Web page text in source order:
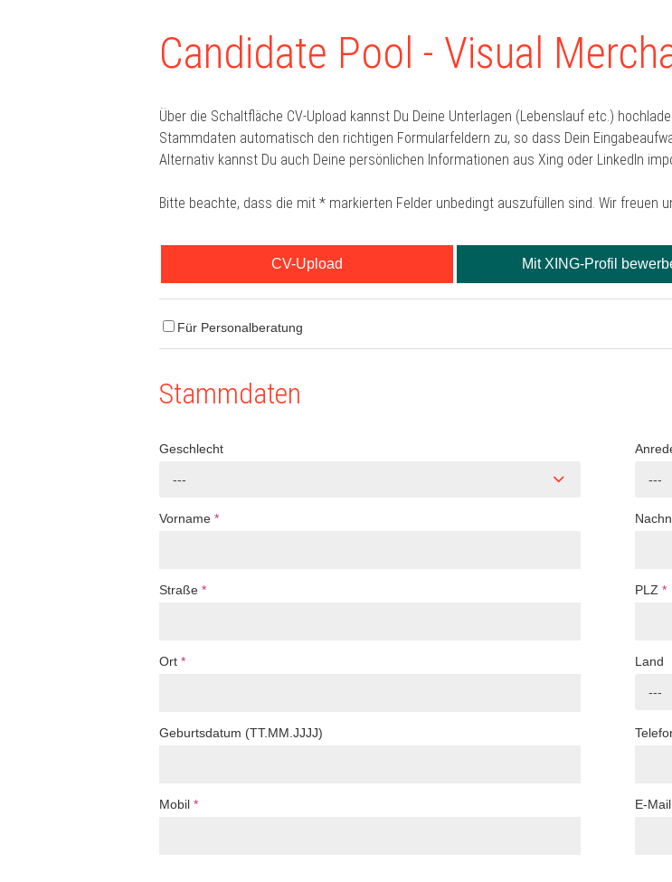
Candidate Pool - Visual
Über die Schaltfläche CV-Upload kannst Du Deine Unterlagen (Lebenslauf etc.)
Stammdaten automatisch den richtigen Formularfeldern zu, so dass Dein
Alternativ kannst Du auch Deine persönlichen Informationen aus Xing oder LinkedIn
Bitte beachte, dass die mit * markierten Felder unbedingt auszufüllen sind. Wir freuen
CV-Upload Mit XING-Profil
Für Personalberatung
Stammdaten
Geschlecht
--- ---
Vorname *
Straße * PLZ *
Ort * Land
---
Geburtsdatum (TT.MM.JJJJ)
Mobil * E-Mail